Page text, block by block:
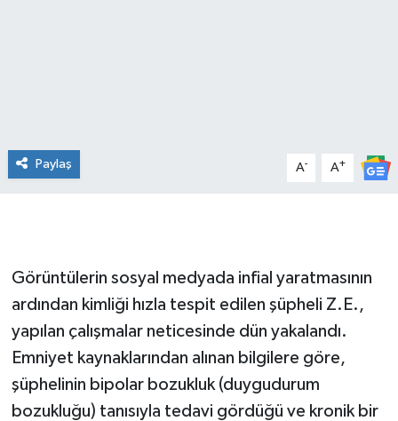
Paylaş A- A+
Görüntülerin sosyal medyada infial yaratmasının
ardından kimliği hızla tespit edilen şüpheli Z.E.,
yapılan çalışmalar neticesinde dün yakalandı.
Emniyet kaynaklarından alınan bilgilere göre,
şüphelinin bipolar bozukluk (duygudurum
bozukluğu) tanısıyla tedavi gördüğü ve kronik bir